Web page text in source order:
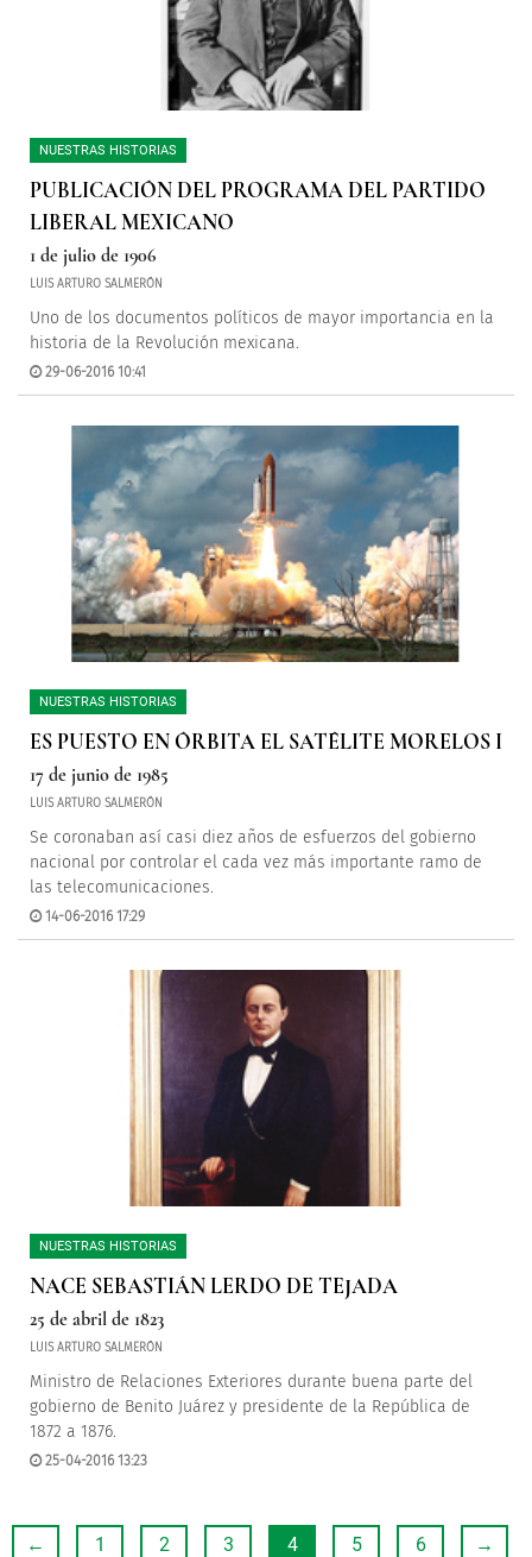
NUESTRAS HISTORIAS
PUBLICACIÓN DEL PROGRAMA DEL PARTIDO
LIBERAL MEXICANO
1 de julio de 1906
LUIS ARTURO SALMERÓN
Uno de los documentos políticos de mayor importancia en la
historia de la Revolución mexicana.
29-06-2016 10:41
NUESTRAS HISTORIAS
ES PUESTO EN ÓRBITA EL SATÉLITE MORELOS I
17 de junio de 1985
LUIS ARTURO SALMERÓN
Se coronaban así casi diez años de esfuerzos del gobierno
nacional por controlar el cada vez más importante ramo de
las telecomunicaciones.
14-06-2016 17:29
NUESTRAS HISTORIAS
NACE SEBASTIÁN LERDO DE TEJADA
25 de abril de 1823
LUIS ARTURO SALMERÓN
Ministro de Relaciones Exteriores durante buena parte del
gobierno de Benito Juárez y presidente de la República de
1872 a 1876.
25-04-2016 13:23
← 1 2 3 4 5 6 →